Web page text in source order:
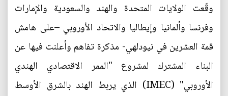
وقّعت الولايات المتحدة والهند والسعودية والإمارات
وفرنسا وألمانيا وإيطاليا والاتحاد الأوروبي –على هامش
قمة العشرين في نيودلهي- مذكرة تفاهم وأعلنت فيها عن
البناء المشترك لمشروع "الممر الاقتصادي الهندي
الأوروبي" (IMEC) الذي يربط الهند بالشرق الأوسط